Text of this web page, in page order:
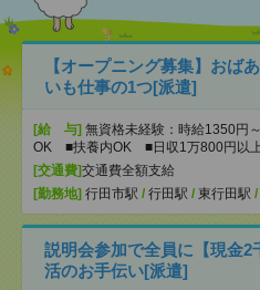
【オープニング募集】おば
いも仕事の1つ[派遣]
[給 与] 無資格未経験：時給1350円
OK ■扶養内OK ■日収1万800円以
[交通費]交通費全額支給
[勤務地] 行田市駅 / 行田駅 / 東行田駅 /
説明会参加で全員に【現金2
活のお手伝い[派遣]